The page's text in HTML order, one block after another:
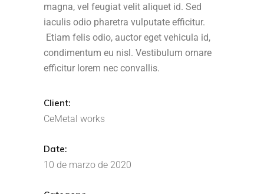
magna, vel feugiat velit aliquet id. Sed
iaculis odio pharetra vulputate efficitur.
Etiam felis odio, auctor eget vehicula id,
condimentum eu nisl. Vestibulum ornare
efficitur lorem nec convallis.
Client:
CeMetal works
Date:
10 de marzo de 2020